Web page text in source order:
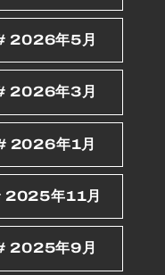
2026年5月
2026年3月
2026年1月
2025年11月
2025年9月